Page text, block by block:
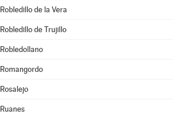
Robledillo de la Vera
Robledillo de Trujillo
Robledollano
Romangordo
Rosalejo
Ruanes